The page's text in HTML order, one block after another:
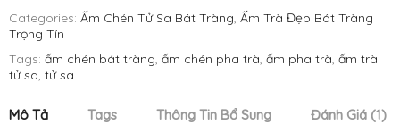
Categories: Ấm Chén Tử Sa Bát Tràng, Ấm Trà Đẹp Bát Tràng
Trọng Tín
Tags: ấm chén bát tràng, ấm chén pha trà, ấm pha trà, ấm trà
tử sa, tử sa
Mô Tả Tags Thông Tin Bổ Sung Đánh Giá (1)